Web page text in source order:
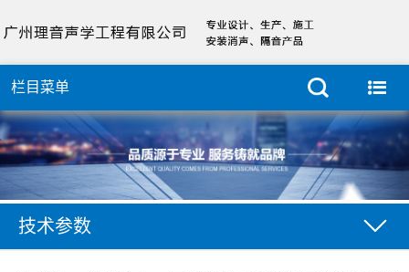
栏目菜单
技术参数